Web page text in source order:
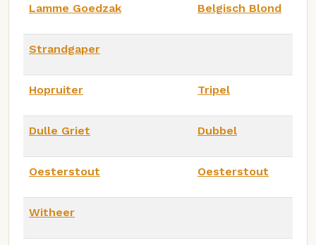
Lamme Goedzak Belgisch Blond
Strandgaper
Hopruiter Tripel
Dulle Griet Dubbel
Oesterstout Oesterstout
Witheer